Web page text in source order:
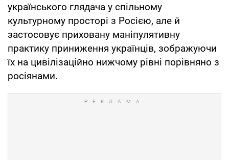
українського глядача у спільному
культурному просторі з Росією, але й
застосовує приховану маніпулятивну
практику приниження українців, зображуючи
їх на цивілізаційно нижчому рівні порівняно з
росіянами.